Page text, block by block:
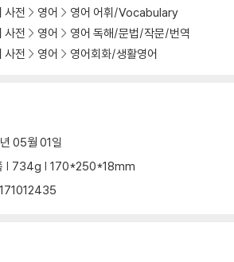
맞장구
의 맞장구
않을 때의 맞장구
하기
하기
사전 영어
영어 어휘/Vocabulary
사전 영어
영어 독해/문법/작문/번역
사전 영어 영어회화/생활영어
05월 01일
| 734g | 170*250*18mm